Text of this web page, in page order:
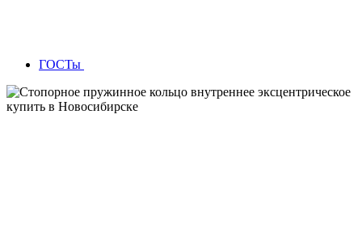
ГОСТы